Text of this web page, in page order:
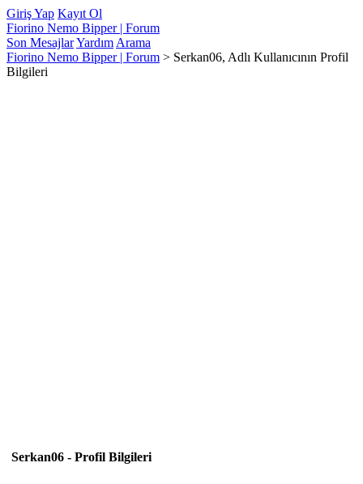
Giriş Yap Kayıt Ol
Fiorino Nemo Bipper | Forum
Son MesajlarYardım Arama
Fiorino Nemo Bipper | Forum > Serkan06, Adlı Kullanıcının Profil
Bilgileri
Serkan06 - Profil Bilgileri